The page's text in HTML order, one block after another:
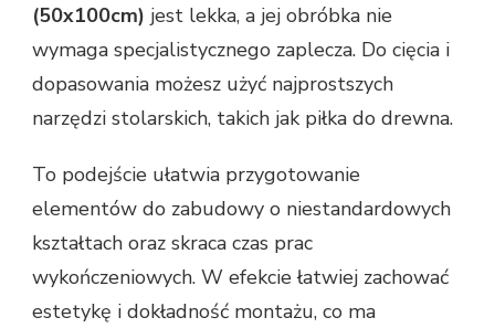
(50x100cm) jest lekka, a jej obróbka nie
wymaga specjalistycznego zaplecza. Do cięcia i
dopasowania możesz użyć najprostszych
narzędzi stolarskich, takich jak piłka do drewna.
To podejście ułatwia przygotowanie
elementów do zabudowy o niestandardowych
kształtach oraz skraca czas prac
wykończeniowych. W efekcie łatwiej zachować
estetykę i dokładność montażu, co ma